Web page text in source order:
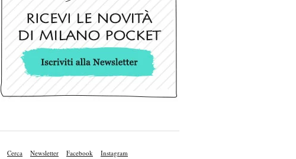
Cerca Newsletter Facebook Instagram